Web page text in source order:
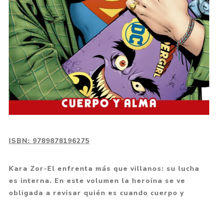
ISBN: 9789878196275
Kara Zor-El enfrenta más que villanos: su lucha
es interna. En este volumen la heroína se ve
obligada a revisar quién es cuando cuerpo y